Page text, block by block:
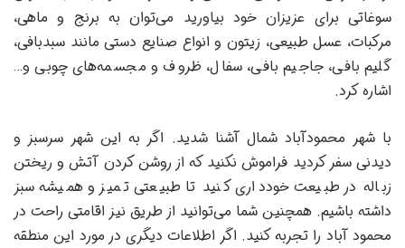
سوغاتی برای عزیزان خود بیاورید می‌توان به برنج و ماهی،
مرکبات، عسل طبیعی، زیتون و انواع صنایع دستی مانند سبدبافی،
گلیم بافی، جاجیم بافی، سفال، ظروف و مجسمه‌های چوبی و…
اشاره کرد.
با شهر محمودآباد شمال آشنا شدید. اگر به این شهر سرسبز و
دیدنی سفر کردید فراموش نکنید که از روشن کردن آتش و ریختن
زباله در طبیعت خودداری کنید تا طبیعتی تمیز و همیشه سبز
داشته باشیم. همچنین شما می‌توانید از طریق نیز اقامتی راحت در
محمود آباد را تجربه کنید. اگر اطلاعات دیگری در مورد این منطقه